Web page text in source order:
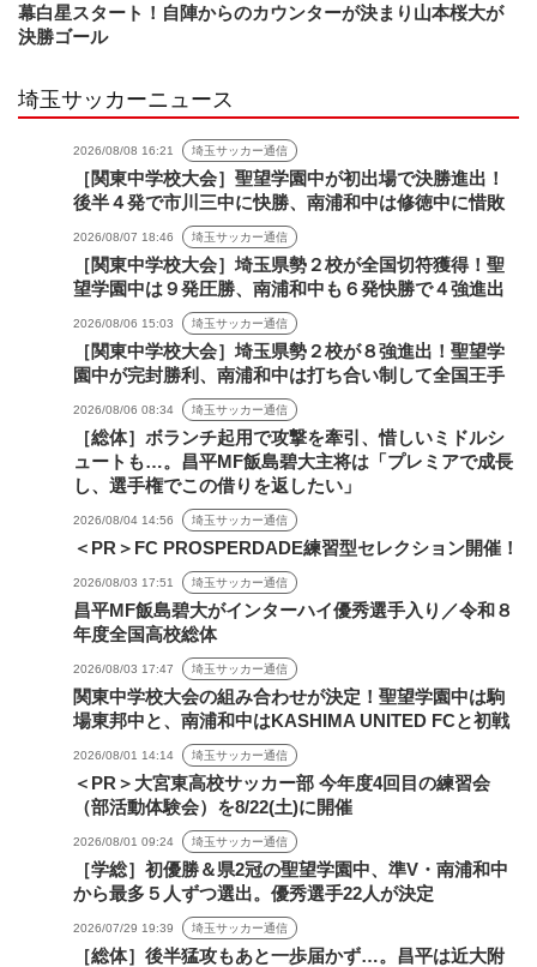
幕白星スタート！自陣からのカウンターが決まり山本桜大が
決勝ゴール
埼玉サッカーニュース
2026/08/08 16:21 埼玉サッカー通信
［関東中学校大会］聖望学園中が初出場で決勝進出！
後半４発で市川三中に快勝、南浦和中は修徳中に惜敗
2026/08/07 18:46 埼玉サッカー通信
［関東中学校大会］埼玉県勢２校が全国切符獲得！聖
望学園中は９発圧勝、南浦和中も６発快勝で４強進出
2026/08/06 15:03 埼玉サッカー通信
［関東中学校大会］埼玉県勢２校が８強進出！聖望学
園中が完封勝利、南浦和中は打ち合い制して全国王手
2026/08/06 08:34 埼玉サッカー通信
［総体］ボランチ起用で攻撃を牽引、惜しいミドルシ
ュートも…。昌平MF飯島碧大主将は「プレミアで成長
し、選手権でこの借りを返したい」
2026/08/04 14:56 埼玉サッカー通信
＜PR＞FC PROSPERDADE練習型セレクション開催！
2026/08/03 17:51 埼玉サッカー通信
昌平MF飯島碧大がインターハイ優秀選手入り／令和８
年度全国高校総体
2026/08/03 17:47 埼玉サッカー通信
関東中学校大会の組み合わせが決定！聖望学園中は駒
場東邦中と、南浦和中はKASHIMA UNITED FCと初戦
2026/08/01 14:14 埼玉サッカー通信
＜PR＞大宮東高校サッカー部 今年度4回目の練習会
（部活動体験会）を8/22(土)に開催
2026/08/01 09:24 埼玉サッカー通信
［学総］初優勝＆県2冠の聖望学園中、準V・南浦和中
から最多５人ずつ選出。優秀選手22人が決定
2026/07/29 19:39 埼玉サッカー通信
［総体］後半猛攻もあと一歩届かず…。昌平は近大附